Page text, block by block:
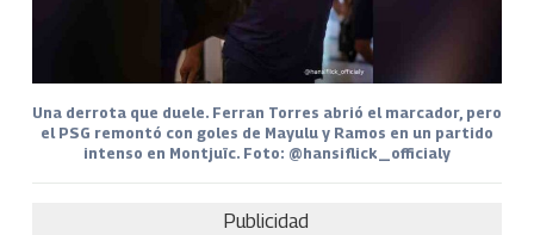
Una derrota que duele. Ferran Torres abrió el marcador, pero
el PSG remontó con goles de Mayulu y Ramos en un partido
intenso en Montjuïc. Foto: @hansiflick_officialy
Publicidad